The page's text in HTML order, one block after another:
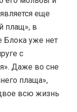
еще
плащ», в
Блока уже нет
с
Даже во сне
плаща»,
всю жизнь